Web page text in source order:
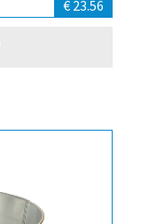
€ 23.56